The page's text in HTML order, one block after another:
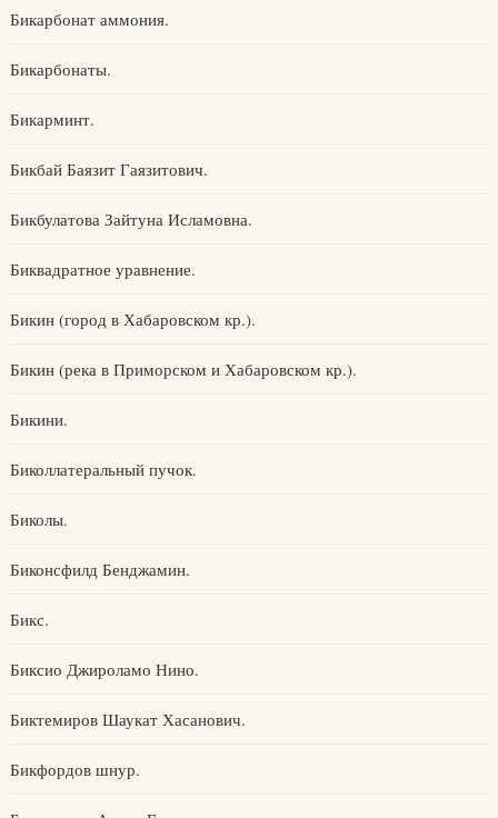
Бикарбонат аммония.
Бикарбонаты.
Бикарминт.
Бикбай Баязит Гаязитович.
Бикбулатова Зайтуна Исламовна.
Биквадратное уравнение.
Бикин (город в Хабаровском кр.).
Бикин (река в Приморском и Хабаровском кр.).
Бикини.
Биколлатеральный пучок.
Биколы.
Биконсфилд Бенджамин.
Бикс.
Биксио Джироламо Нино.
Биктемиров Шаукат Хасанович.
Бикфордов шнур.